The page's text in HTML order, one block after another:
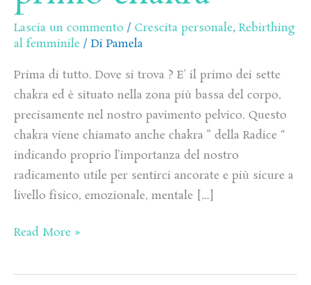
Lascia un commento / Crescita personale, Rebirthing
al femminile / Di Pamela
Prima di tutto. Dove si trova ? E’ il primo dei sette
chakra ed è situato nella zona più bassa del corpo,
precisamente nel nostro pavimento pelvico. Questo
chakra viene chiamato anche chakra ” della Radice “
indicando proprio l’importanza del nostro
radicamento utile per sentirci ancorate e più sicure a
livello fisico, emozionale, mentale […]
Read More »